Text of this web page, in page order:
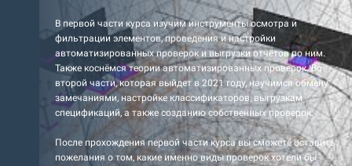
В первой части курса изучим инструменты осмотра и
фильтрации элементов, проведения и настройки
автоматизированных проверок и выгрузки отчётов по ним.
Также коснёмся теории автоматизированных проверок. Во
второй части, которая выйдет в 2021 году, научимся обмену
замечаниями, настройке классификаторов, выгрузкам
спецификаций, а также созданию собственных проверок.
После прохождения первой части курса вы сможете оставить
пожелания о том, какие именно виды проверок хотели бы